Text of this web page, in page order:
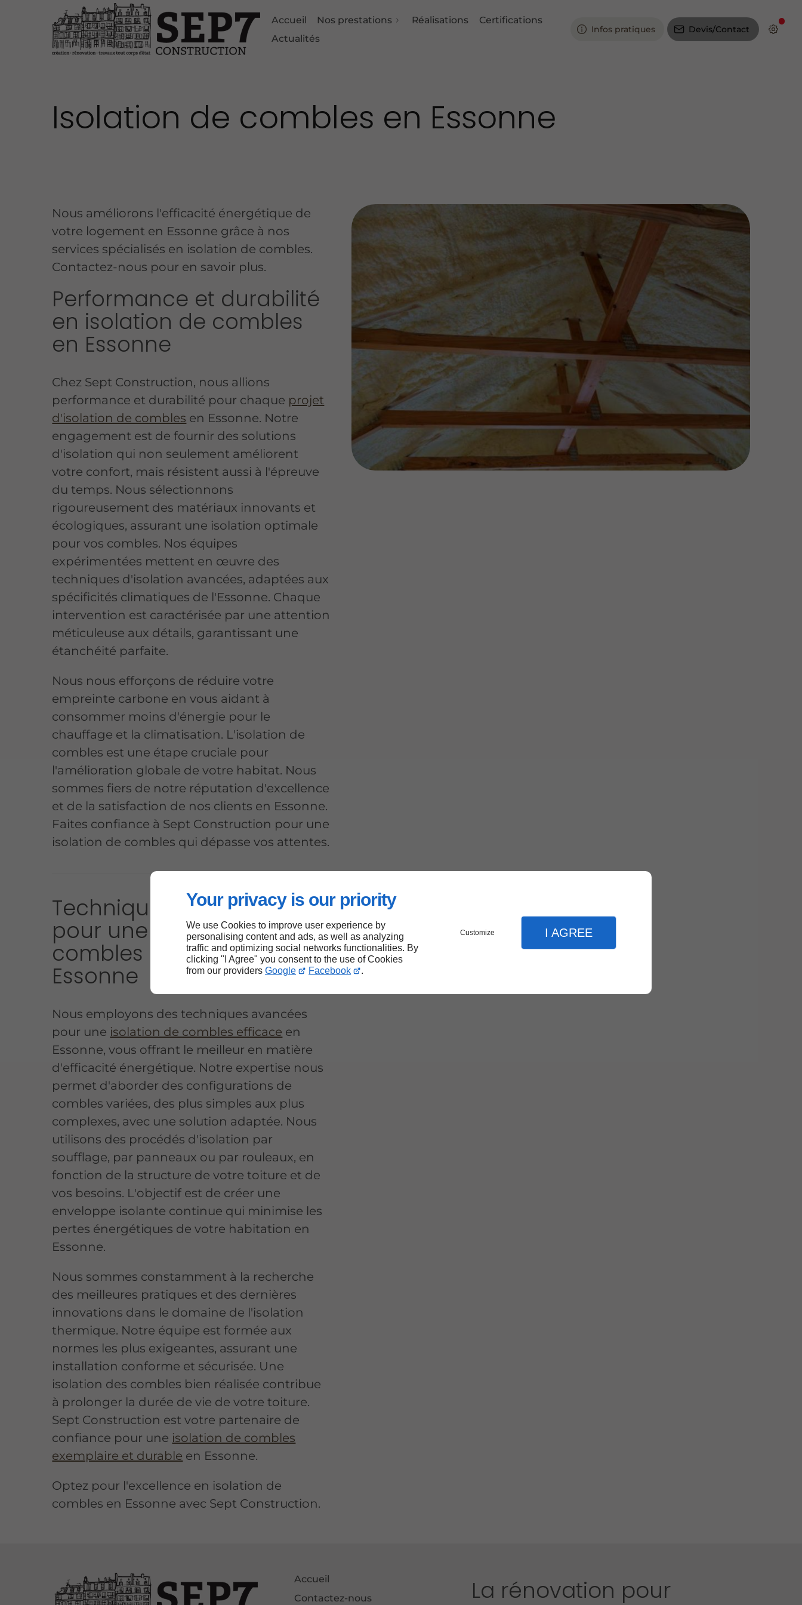
Your privacy is our priority
We use Cookies to improve user experience by
personalising content and ads, as well as analyzing
traffic and optimizing social networks functionalities. By
clicking "I Agree" you consent to the use of Cookies
from our providers Google Facebook .
Customize I AGREE
Accueil Nos prestations Réalisations
Certifications
Actualités
Infos pratiques Devis/Contact
Isolation de combles en Essonne
Nous améliorons l'efficacité énergétique de
votre logement en Essonne grâce à nos
services spécialisés en isolation de combles.
Contactez-nous pour en savoir plus.
Performance et durabilité
en isolation de combles
en Essonne
Chez Sept Construction, nous allions
performance et durabilité pour chaque projet
d'isolation de combles en Essonne. Notre
engagement est de fournir des solutions
d'isolation qui non seulement améliorent
votre confort, mais résistent aussi à l'épreuve
du temps. Nous sélectionnons
rigoureusement des matériaux innovants et
écologiques, assurant une isolation optimale
pour vos combles. Nos équipes
expérimentées mettent en œuvre des
techniques d'isolation avancées, adaptées aux
spécificités climatiques de l'Essonne. Chaque
intervention est caractérisée par une attention
méticuleuse aux détails, garantissant une
étanchéité parfaite.
Nous nous efforçons de réduire votre
empreinte carbone en vous aidant à
consommer moins d'énergie pour le
chauffage et la climatisation. L'isolation de
combles est une étape cruciale pour
l'amélioration globale de votre habitat. Nous
sommes fiers de notre réputation d'excellence
et de la satisfaction de nos clients en Essonne.
Faites confiance à Sept Construction pour une
isolation de combles qui dépasse vos attentes.
Techniques avancées
pour une isolation de
combles efficace en
Essonne
Nous employons des techniques avancées
pour une isolation de combles efficace en
Essonne, vous offrant le meilleur en matière
d'efficacité énergétique. Notre expertise nous
permet d'aborder des configurations de
combles variées, des plus simples aux plus
complexes, avec une solution adaptée. Nous
utilisons des procédés d'isolation par
soufflage, par panneaux ou par rouleaux, en
fonction de la structure de votre toiture et de
vos besoins. L'objectif est de créer une
enveloppe isolante continue qui minimise les
pertes énergétiques de votre habitation en
Essonne.
Nous sommes constamment à la recherche
des meilleures pratiques et des dernières
innovations dans le domaine de l'isolation
thermique. Notre équipe est formée aux
normes les plus exigeantes, assurant une
installation conforme et sécurisée. Une
isolation des combles bien réalisée contribue
à prolonger la durée de vie de votre toiture.
Sept Construction est votre partenaire de
confiance pour une isolation de combles
exemplaire et durable en Essonne.
Optez pour l'excellence en isolation de
combles en Essonne avec Sept Construction.
Accueil
Contactez-nous
La rénovation pour